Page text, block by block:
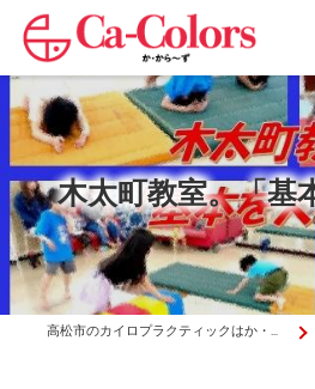
木太町教室。「基
高松市のカイロプラクティックはか・から～ず施術院